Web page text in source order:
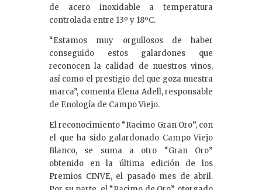
de acero inoxidable a temperatura
controlada entre 13º y 18ºC.
“Estamos muy orgullosos de haber
conseguido estos galardones que
reconocen la calidad de nuestros vinos,
así como el prestigio del que goza nuestra
marca”, comenta Elena Adell, responsable
de Enología de Campo Viejo.
El reconocimiento “Racimo Gran Oro”, con
el que ha sido galardonado Campo Viejo
Blanco, se suma a otro “Gran Oro”
obtenido en la última edición de los
Premios CINVE, el pasado mes de abril.